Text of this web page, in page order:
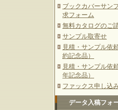
ブックカバーサン
求フォーム
無料カタログのご
サンプル取寄せ
見積・サンプル依
約記念品）
見積・サンプル依
年記念品）
ファックス申し込
データ入稿フォ